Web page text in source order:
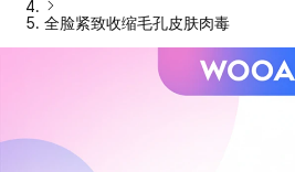
全脸紧致收缩毛孔皮肤肉毒